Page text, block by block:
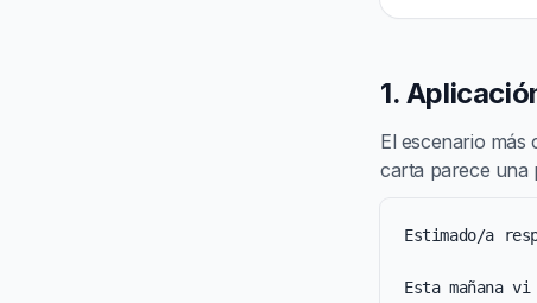
1.
El escenario más
carta parece una
Estimado/a
Esta mañana